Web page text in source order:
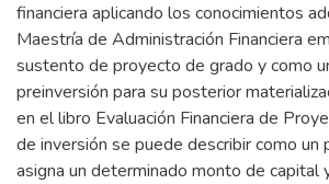
financiera aplicando los conocimientos
Maestría de Administración Financiera
sustento de proyecto de grado y como
preinversión para su posterior
en el libro Evaluación Financiera de
de inversión se puede describir como un
asigna un determinado monto de capital